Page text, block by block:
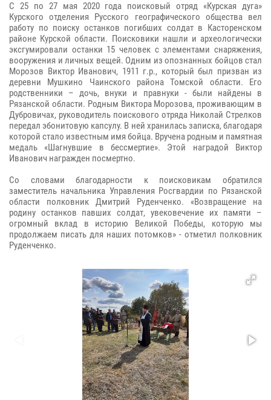
С 25 по 27 мая 2020 года поисковый отряд «Курская дуга»
Курского отделения Русского географического общества вел
работу по поиску останков погибших солдат в Касторенском
районе Курской области. Поисковики нашли и археологически
эксгумировали останки 15 человек с элементами снаряжения,
вооружения и личных вещей. Одним из опознанных бойцов стал
Морозов Виктор Иванович, 1911 г.р., который был призван из
деревни Мушкино Чаинского района Томской области. Его
родственники – дочь, внуки и правнуки - были найдены в
Рязанской области. Родным Виктора Морозова, проживающим в
Дубровичах, руководитель поискового отряда Николай Стрелков
передал эбонитовую капсулу. В ней хранилась записка, благодаря
которой стало известным имя бойца. Вручена родным и памятная
медаль «Шагнувшие в бессмертие». Этой наградой Виктор
Иванович награжден посмертно.
Со словами благодарности к поисковикам обратился
заместитель начальника Управления Росгвардии по Рязанской
области полковник Дмитрий Руденченко. «Возвращение на
родину останков павших солдат, увековечение их памяти –
огромный вклад в историю Великой Победы, которую мы
продолжаем писать для наших потомков» - отметил полковник
Руденченко.